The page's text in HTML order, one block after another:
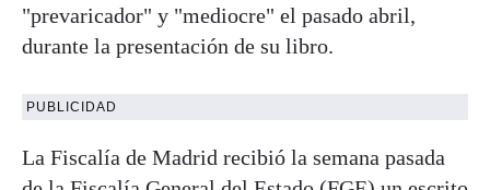
"prevaricador" y "mediocre" el pasado abril,
durante la presentación de su libro.
PUBLICIDAD
La Fiscalía de Madrid recibió la semana pasada